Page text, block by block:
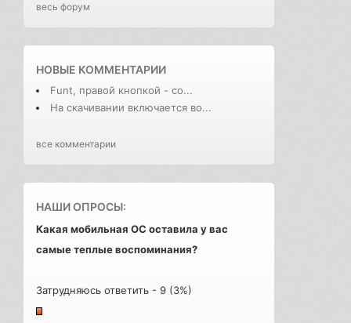
весь форум
НОВЫЕ КОММЕНТАРИИ
Funt, правой кнопкой - со...
На скачивании включается во...
все комментарии
НАШИ ОПРОСЫ:
Какая мобильная ОС оставила у вас
самые теплые воспоминания?
Затрудняюсь ответить - 9 (3%)